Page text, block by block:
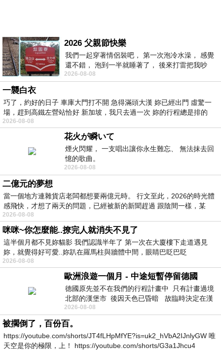
2026 父親節快樂
我們一起穿著情侶裝吧， 第一次泡冷水澡， 感覺
還不錯， 泡到一半就睡著了， 後來打雷把我吵
醒， 手
2026-08-08
一襲白衣
巧了，約好的日子 車庫大門打不開 急得滿頭大漢 妳已經出門 虛驚一
場，趕到高鐵左營站恰好 新加坡，我只去過一次 妳的行程總是排的
2026-08-08
花火が瞬いて
煙火閃耀， 一支唱出讓你永生難忘、 無法抹去回
憶的歌曲。
2026-08-08
二億元的夢想
當一個地方連雜貨店老闆都想要兩億元時。 行文至此，2026的時光體
感飛快，才想了兩天的問題，已經被新的新聞趕過 跟陰間一樣，某
2026-08-08
咪咪~你怎麼能..撩完人就消失不見了
這半個月都不見妳貓影 我們認識半年了 第一次在大廈樓下走道遇見
妳，就覺得好可愛..妳趴在羅馬柱與牆體中間，眼睛巴眨巴眨
2026-08-08
歐洲浪遊一個月 - 中途短暫停留德國
德國原先並不在我們的行程計畫中 只有計畫過境
北部的漢堡市 後因天色已昏暗 故臨時決定在漢
堡市吃晚餐和過夜
2026-08-08
被擱倒了，百份百。
https://youtube.com/shorts/JT4fLHpMfYE?is=uk2_hVbA2IJnlyGW 唯
天空是你的極限，上！ https://youtube.com/shorts/G3a1Jhcu4